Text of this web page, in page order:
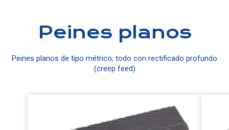
Peines planos
Peines planos de tipo métrico, todo con rectificado profundo
(creep feed)